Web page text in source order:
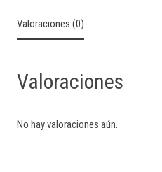
Valoraciones (0)
Valoraciones
No hay valoraciones aún.